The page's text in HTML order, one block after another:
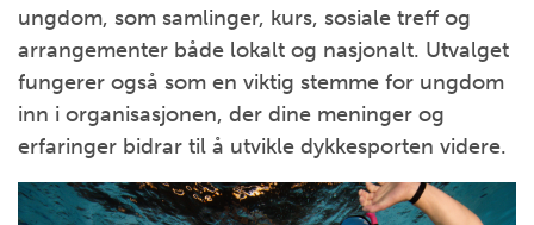
ungdom, som samlinger, kurs, sosiale treff og
arrangementer både lokalt og nasjonalt. Utvalget
fungerer også som en viktig stemme for ungdom
inn i organisasjonen, der dine meninger og
erfaringer bidrar til å utvikle dykkesporten videre.